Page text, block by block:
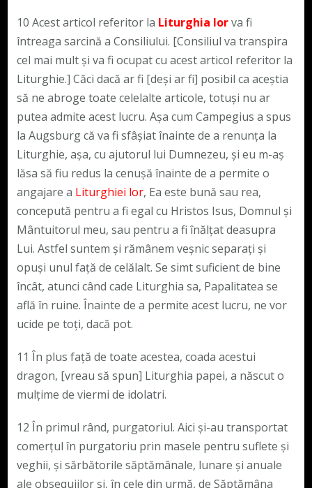
10 Acest articol referitor la Liturghia lorva fi
întreaga sarcină a Consiliului. [Consiliul va transpira
cel mai mult și va fi ocupat cu acest articol referitor la
Liturghie.] Căci dacă ar fi [deși ar fi] posibil ca aceștia
să ne abroge toate celelalte articole, totuși nu ar
putea admite acest lucru. Așa cum Campegius a spus
la Augsburg că va fi sfâșiat înainte de a renunța la
Liturghie, așa, cu ajutorul lui Dumnezeu, și eu m-aș
lăsa să fiu redus la cenușă înainte de a permite o
angajare a Liturghiei lor, Ea este bună sau rea,
concepută pentru a fi egal cu Hristos Isus, Domnul și
Mântuitorul meu, sau pentru a fi înălțat deasupra
Lui. Astfel suntem și rămânem veșnic separați și
opuși unul față de celălalt. Se simt suficient de bine
încât, atunci când cade Liturghia sa, Papalitatea se
află în ruine. Înainte de a permite acest lucru, ne vor
ucide pe toți, dacă pot.
11 În plus față de toate acestea, coada acestui
dragon, [vreau să spun] Liturghia papei, a născut o
mulțime de viermi de idolatri.
12 În primul rând, purgatoriul. Aici și-au transportat
comerțul în purgatoriu prin masele pentru suflete și
veghii, și sărbătorile săptămânale, lunare și anuale
ale obsequiilor și, în cele din urmă, de Săptămâna